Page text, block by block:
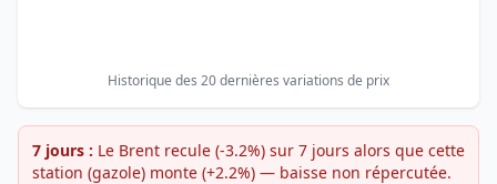
Historique des 20 dernières variations de prix
7 jours : Le Brent recule (-3.2%) sur 7 jours alors que cette
station (gazole) monte (+2.2%) — baisse non répercutée.